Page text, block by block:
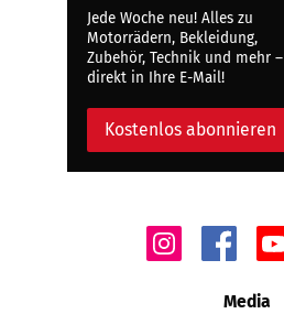
Jede Woche neu! Alles zu
Motorrädern, Bekleidung,
Zubehör, Technik und mehr –
direkt in Ihre E-Mail!
Kostenlos abonnieren
Media